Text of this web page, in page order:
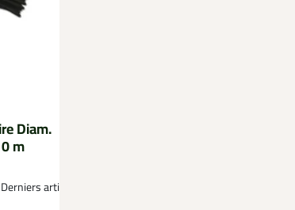
Diam.
m
Derniers articles !